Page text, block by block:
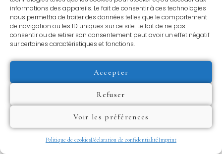
informations des appareils. Le fait de consentir à ces technologies
nous permettra de traiter des données telles que le comportement
de navigation ou les ID uniques sur ce site. Le fait de ne pas
consentir ou de retirer son consentement peut avoir un effet négatif
sur certaines caractéristiques et fonctions.
Accepter
Refuser
Voir les préférences
Politique de cookiesDéclaration de confidentialitéImprint